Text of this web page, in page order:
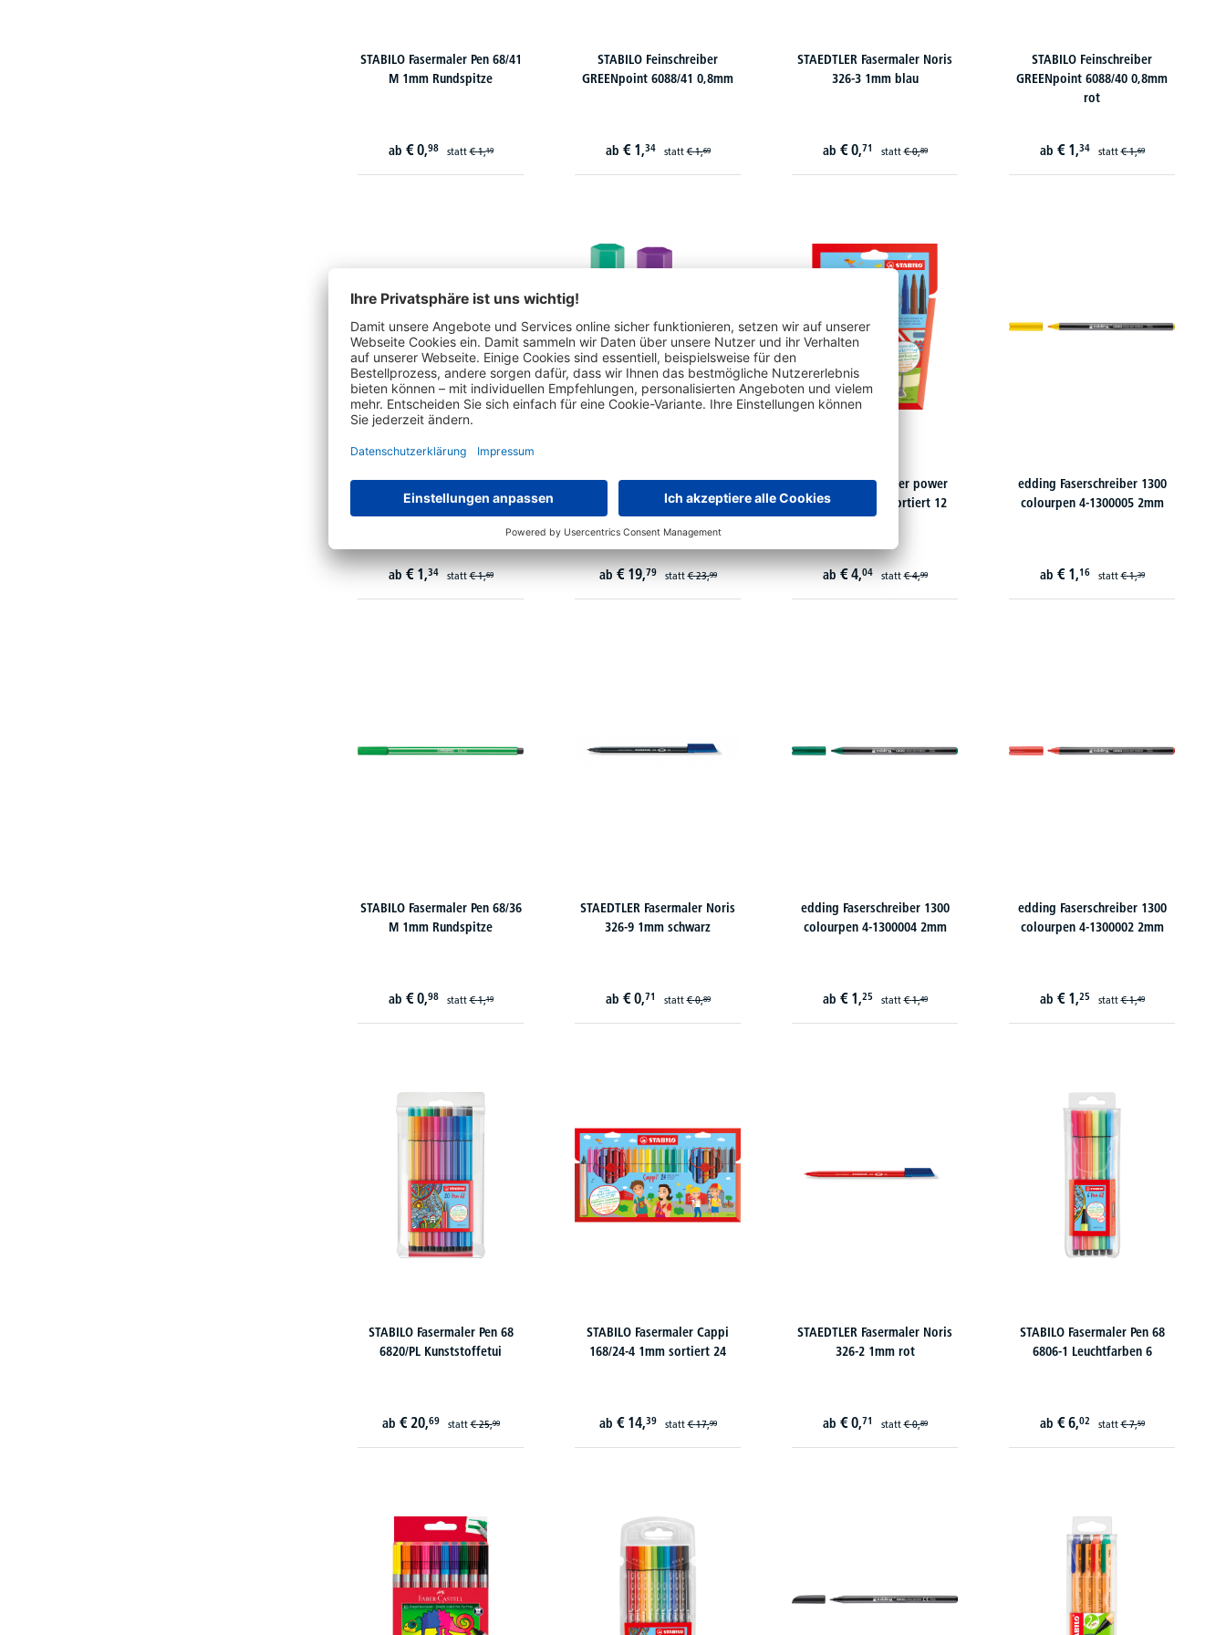
STABILO Fasermaler Pen 68/41
M 1mm Rundspitze
ab € 0,98 statt€ 1,19
STABILO Feinschreiber
GREENpoint 6088/41 0,8mm
ab € 1,34 statt€ 1,69
STAEDTLER Fasermaler Noris
326-3 1mm blau
ab € 0,71 statt€ 0,89
STABILO Feinschreiber
GREENpoint 6088/40 0,8mm
rot
ab € 1,34 statt€ 1,69
STABILO Feinschreiber
GREENpoint 6088/46 0,8mm
ab€ 1,34 statt€ 1,69
STABILO Pen 68 Big Pen Box
6820-1 Pa=20 Farben
ab€ 19,79 statt€ 23,99
STABILO Fasermaler power
280/12-01 2mm sortiert 12
ab€ 4,04 statt€ 4,99
edding Faserschreiber 1300
colourpen 4-1300005 2mm
ab € 1,16 statt€ 1,39
STABILO Fasermaler Pen 68/36
M 1mm Rundspitze
ab € 0,98 statt€ 1,19
STAEDTLER Fasermaler Noris
326-9 1mm schwarz
ab € 0,71 statt€ 0,89
edding Faserschreiber 1300
colourpen 4-1300004 2mm
ab € 1,25 statt€ 1,49
edding Faserschreiber 1300
colourpen 4-1300002 2mm
ab € 1,25 statt€ 1,49
STABILO Fasermaler Pen 68
6820/PL Kunststoffetui
ab € 20,69 statt€ 25,99
STABILO Fasermaler Cappi
168/24-4 1mm sortiert 24
ab € 14,39 statt€ 17,99
STAEDTLER Fasermaler Noris
326-2 1mm rot
ab € 0,71 statt€ 0,89
STABILO Fasermaler Pen 68
6806-1 Leuchtfarben 6
ab € 6,02 statt€ 7,59